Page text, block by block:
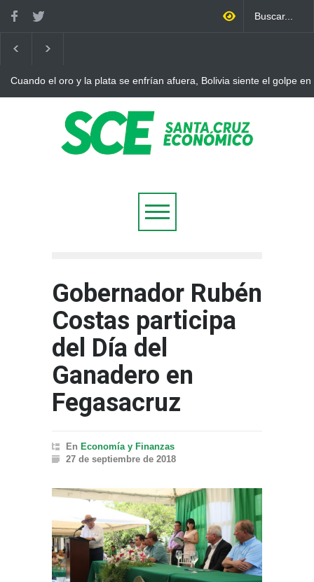
Cuando el oro y la plata se enfrían afuera, Bolivia siente el golpe en
Gobernador Rubén
Costas participa
del Día del
Ganadero en
Fegasacruz
En Economía y Finanzas
27 de septiembre de 2018